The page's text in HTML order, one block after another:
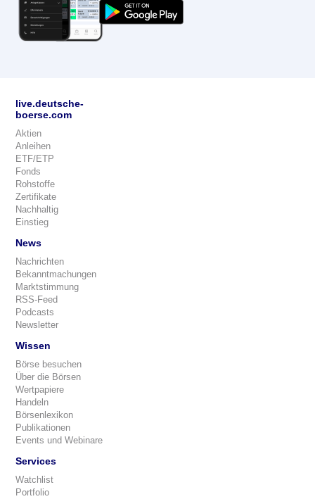
live.deutsche-
boerse.com
Aktien
Anleihen
ETF/ETP
Fonds
Rohstoffe
Zertifikate
Nachhaltig
Einstieg
News
Nachrichten
Bekanntmachungen
Marktstimmung
RSS-Feed
Podcasts
Newsletter
Wissen
Börse besuchen
Über die Börsen
Wertpapiere
Handeln
Börsenlexikon
Publikationen
Events und Webinare
Services
Watchlist
Portfolio